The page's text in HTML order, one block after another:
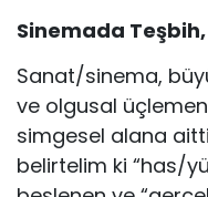
Sinemada
Sanat/sinema,
ve olgusal
simgesel alana
belirtelim ki “has/